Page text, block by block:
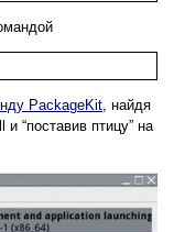
PackageKit, найдя
“поставив птицу” на